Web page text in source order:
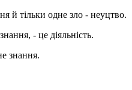
й тільки одне зло - неуцтво.
- це діяльність.
знання.